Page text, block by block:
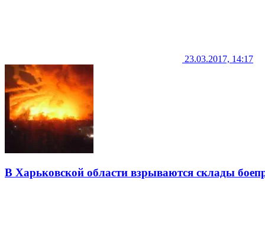
23.03.2017, 14:17
В Харьковской области взрываются склады